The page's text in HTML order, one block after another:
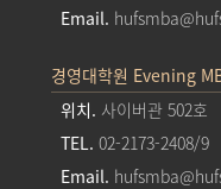
Email.
경영대학원 Evening
위치. 사이버관 502호
TEL. 02-2173-2408/9
Email.